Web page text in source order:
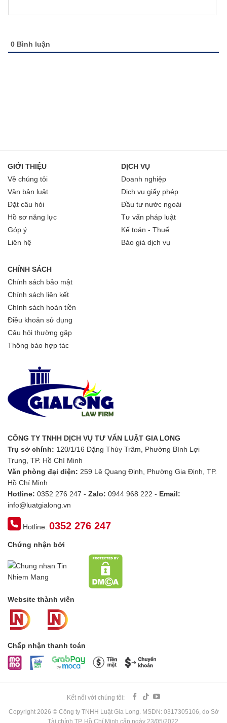
0 Bình luận
GIỚI THIỆU
Về chúng tôi
Văn bản luật
Đặt câu hỏi
Hồ sơ năng lực
Góp ý
Liên hệ
DỊCH VỤ
Doanh nghiệp
Dịch vụ giấy phép
Đầu tư nước ngoài
Tư vấn pháp luật
Kế toán - Thuế
Báo giá dịch vụ
CHÍNH SÁCH
Chính sách bảo mật
Chính sách liên kết
Chính sách hoàn tiền
Điều khoản sử dụng
Câu hỏi thường gặp
Thông báo hợp tác
CÔNG TY TNHH DỊCH VỤ TƯ VẤN LUẬT GIA LONG
Trụ sở chính: 120/1/16 Đặng Thùy Trâm, Phường Bình Lợi
Trung, TP. Hồ Chí Minh
Văn phòng đại diện: 259 Lê Quang Định, Phường Gia Định, TP.
Hồ Chí Minh
Hotline: 0352 276 247 - Zalo: 0944 968 222 - Email:
info@luatgialong.vn
Hotline:0352 276 247
Chứng nhận bởi
Website thành viên
Chấp nhận thanh toán
Kết nối với chúng tôi:
Copyright 2026 © Công ty TNHH Luật Gia Long. MSDN: 0317305106, do Sở
Tài chính TP. Hồ Chí Minh cấp ngày 23/05/2022.